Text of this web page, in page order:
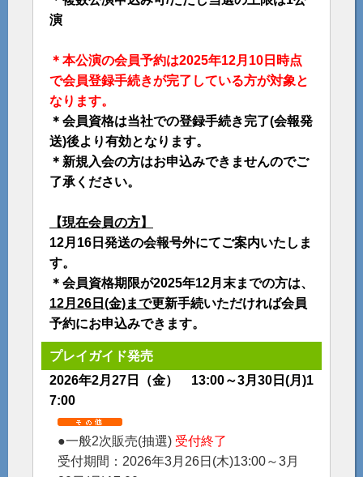
演
＊本公演の会員予約は2025年12月10日時点
で会員登録手続きが完了している方が対象と
なります。
＊会員資格は当社での登録手続き完了(会報発
送)後より有効となります。
＊新規入会の方はお申込みできませんのでご
了承ください。
【現在会員の方】
12月16日発送の会報号外にてご案内いたしま
す。
＊会員資格期限が2025年12月末までの方は、
12月26日(金)まで更新手続いただければ会員
予約にお申込みできます。
プレイガイド発売
2026年2月27日（金） 13:00～3月30日(月)1
7:00
●一般2次販売(抽選) 受付終了
受付期間：2026年3月26日(木)13:00～3月